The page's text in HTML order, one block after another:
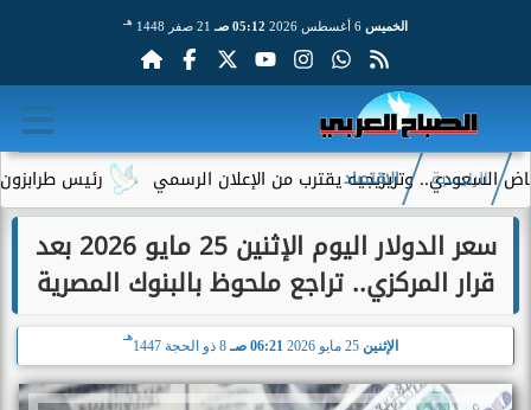
الخميس 05:12 صـ 21 صفر 1448 هـ
رئيس طرابزون سبور وتريزيجيه يقترب من الإعلان الرسمي
الرئيسية الاقتصاد
سعر الدولار اليوم الإثنين 25 مايو 2026 بعد
قرار المركزي.. تراجع ملحوظ بالبنوك المصرية
الإثنين 06:21 صـ 8 ذو الحجة 1447
هـ